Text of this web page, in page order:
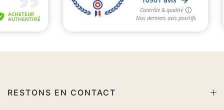
RESTONS EN CONTACT